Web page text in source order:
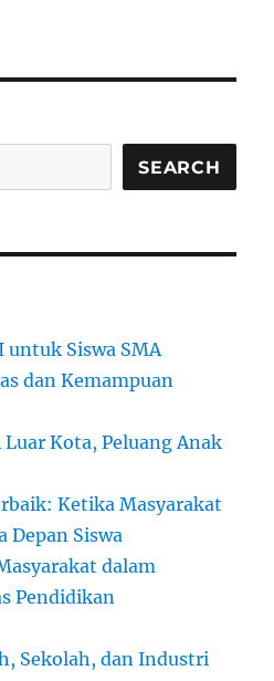
SEARCH
untuk Siswa SMA
dan Kemampuan
Kota, Peluang Anak
Ketika Masyarakat
Depan Siswa
dalam
Pendidikan
Sekolah, dan Industri